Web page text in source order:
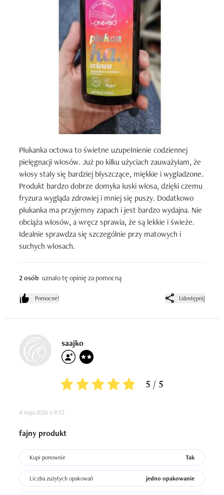
Płukanka octowa to świetne uzupełnienie codziennej
pielęgnacji włosów. Już po kilku użyciach zauważyłam, że
włosy stały się bardziej błyszczące, miękkie i wygładzone.
Produkt bardzo dobrze domyka łuski włosa, dzięki czemu
fryzura wygląda zdrowiej i mniej się puszy. Dodatkowo
płukanka ma przyjemny zapach i jest bardzo wydajna. Nie
obciąża włosów, a wręcz sprawia, że są lekkie i świeże.
Idealnie sprawdza się szczególnie przy matowych i
suchych włosach.
2 osób uznało tę opinię za pomocną
Pomocne! Udostępnij
saajko
5 / 5
4 maja 2026 o 9:52
fajny produkt
Kupi ponownie Tak
Liczba zużytych opakowań jedno opakowanie